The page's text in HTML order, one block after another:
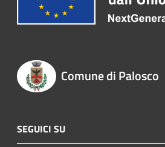
Comune di Palosco
SEGUICI SU